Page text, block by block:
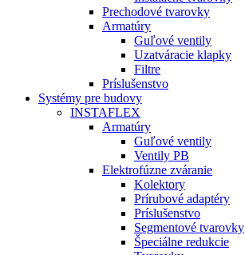
Prechodové tvarovky
Armatúry
Guľové ventily
Uzatváracie klapky
Filtre
Príslušenstvo
Systémy pre budovy
INSTAFLEX
Armatúry
Guľové ventily
Ventily PB
Elektrofúzne zváranie
Kolektory
Prírubové adaptéry
Príslušenstvo
Segmentové tvarovky
Špeciálne redukcie